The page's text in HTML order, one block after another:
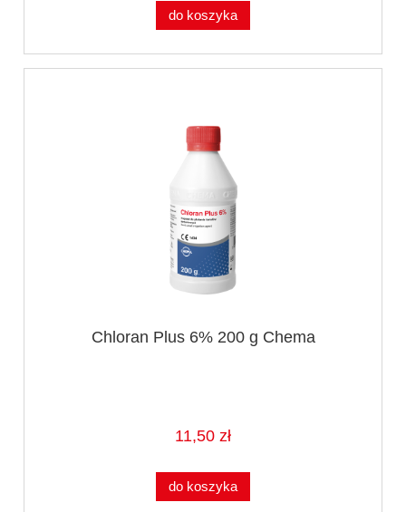
do koszyka
Chloran Plus 6% 200 g Chema
11,50 zł
do koszyka